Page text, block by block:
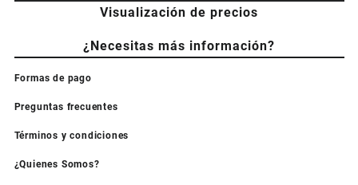
Visualización de precios
¿Necesitas más información?
Formas de pago
Preguntas frecuentes
Términos y condiciones
¿Quienes Somos?